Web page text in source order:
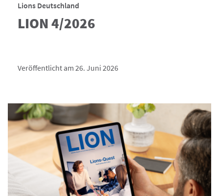
Lions Deutschland
LION 4/2026
Veröffentlicht am 26. Juni 2026